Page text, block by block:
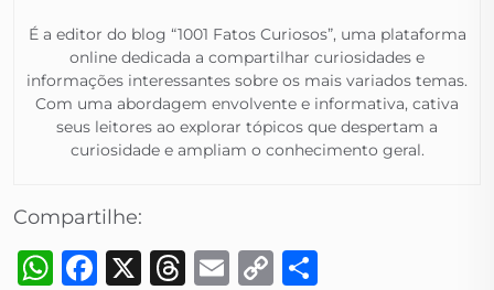
É a editor do blog “1001 Fatos Curiosos”, uma plataforma
online dedicada a compartilhar curiosidades e
informações interessantes sobre os mais variados temas.
Com uma abordagem envolvente e informativa, cativa
seus leitores ao explorar tópicos que despertam a
curiosidade e ampliam o conhecimento geral.​
Compartilhe:
WhatsApp
Facebook
X Threads
Email
Copy